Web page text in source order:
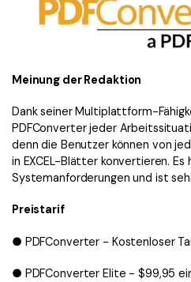
Meinung der Redaktion
Dank seiner Multiplattform-
PDFConverter jeder
denn die Benutzer können von
in EXCEL-Blätter konvertieren. Es
Systemanforderungen und ist
Preistarif
● PDFConverter - Kostenloser
● PDFConverter Elite - $99,95